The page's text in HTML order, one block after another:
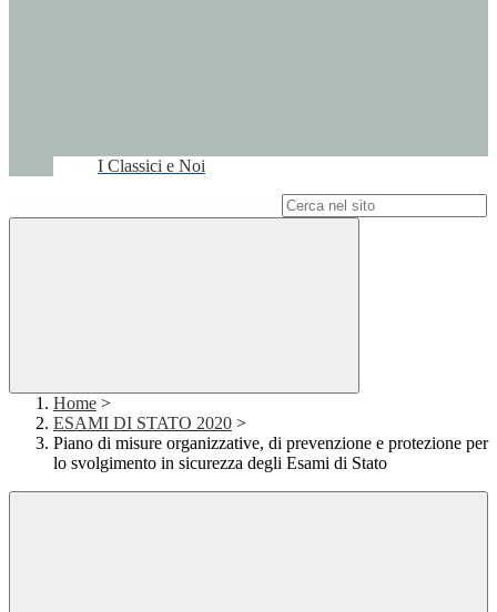
I Classici e Noi
Home >
ESAMI DI STATO 2020 >
Piano di misure organizzative, di prevenzione e protezione per
lo svolgimento in sicurezza degli Esami di Stato